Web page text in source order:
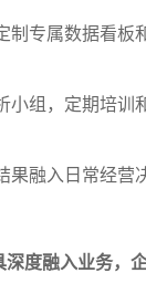
制专属数据看板
小组，定期培训
果融入日常经营
深度融入业务，